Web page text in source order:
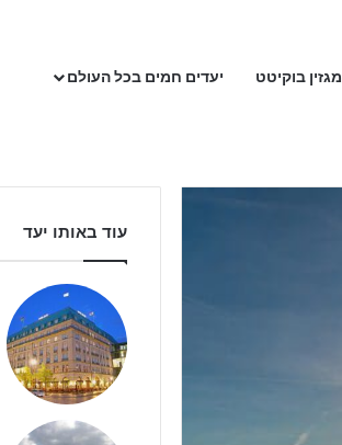
מגזין בוקיטט יעדים חמים בכל העולם
עוד באותו יעד